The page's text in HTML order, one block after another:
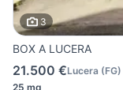
3
BOX A LUCERA
21.500 €Lucera (FG)
25 mq